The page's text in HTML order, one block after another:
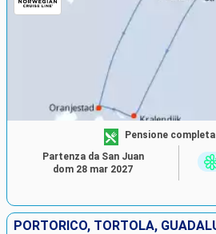
Pensione completa
Partenza da San Juan
dom 28 mar 2027